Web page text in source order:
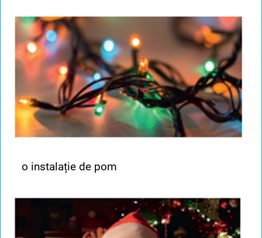
o instalație de pom